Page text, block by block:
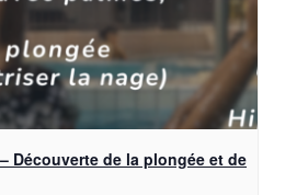
Découverte de la plongée et de